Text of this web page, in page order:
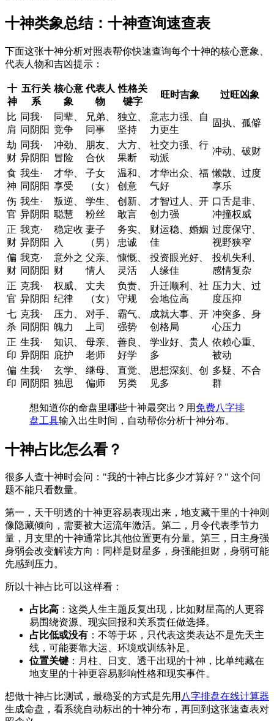
十神类象总结：十神查询速查表
下面这张十神分析对照表帮你快速查询每个十神的核心意象、
代表人物和吉凶提示：
十
神
五行关
系
核心意
象
代表人
物
性格关
键字
旺时吉象 过旺凶象
比
肩
同我·
同阴阳
同辈、
竞争
兄弟、
同事
独立、
坚持
意志力强、自
力更生
固执、孤僻
劫
财
同我·
异阴阳
冲劲、
冒险
朋友、
合伙
大方、
果断
社交力强、行
动派
冲动、破财
食
神
我生·
同阴阳
才华、
享受
子女
（女）
温和、
创意
才华出众、福
气好
懒散、过度
享乐
伤
官
我生·
异阴阳
叛逆、
聪慧
学生、
粉丝
创新、
敢言
才智过人、开
创力强
口舌是非、
冲撞权威
正
财
我克·
异阴阳
稳定收
入
妻子
（男）
务实、
忠诚
财运稳、婚姻
佳
过度保守、
视野狭窄
偏
财
我克·
同阴阳
意外之
财
父亲、
情人
慷慨、
灵活
投资眼光好、
人缘佳
投机失利、
感情复杂
正
官
克我·
异阴阳
权威、
纪律
丈夫
（女）
负责、
守规
升迁顺利、社
会地位高
压力大、过
度压抑
七
杀
克我·
同阴阳
压力、
魄力
对手、
上司
霸气、
强势
成就大事、开
创格局
冲突多、身
心压力
正
印
生我·
异阴阳
知识、
庇护
母亲、
老师
善良、
好学
学业好、贵人
多
依赖心重、
被动
偏
印
生我·
同阴阳
玄学、
独思
继母、
偏师
直觉、
另类
思想深刻、创
见多
多疑、不合
群
想知道你的命盘里哪些十神最突出？用 免费八字排
盘工具输入出生时间，自动帮你分析十神分布。
十神占比怎么看？
很多人查十神时会问："我的十神占比多少才算好？" 这个问
题不能只看数量。
第一，天干明透的十神更容易表现出来，地支藏干里的十神则
像隐藏倾向，需要被大运流年激活。第二，月令代表季节力
量，月支里的十神通常比其他位置更有分量。第三，日主身强
身弱会改变解读方向：同样是财星多，身强能担财，身弱可能
先感到压力。
所以十神占比可以这样看：
占比高 ：这类人生主题反复出现，比如财星高的人更容
易围绕资源、现实回报和关系责任做选择。
占比低或没有 ：不等于坏，只代表这类表达不是先天主
线，可能要靠大运、环境或训练补足。
位置关键 ：月柱、日支、透干出现的十神，比单纯藏在
地支里的十神更容易影响性格和现实事件。
想做十神占比测试，最稳妥的方式是先用 八字排盘在线计算器
生成命盘，看系统自动标出的十神分布，再回到这张速查表对